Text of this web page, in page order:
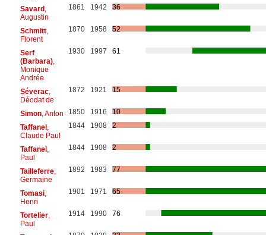
Savard,
Augustin
1861 1942 36
Schmitt,
Florent
1870 1958 52
Serf
(Barbara),
Monique
Andrée
1930 1997 61
Séverac,
Déodat de
1872 1921 15
Simon, Anton 1850 1916
10
Taffanel,
Claude Paul
1844 1908 2
Taffanel,
Paul
1844 1908 2
Tailleferre,
Germaine
1892 1983 77
Tomasi,
Henri
1901 1971 65
Tortelier,
Paul
1914 1990 76